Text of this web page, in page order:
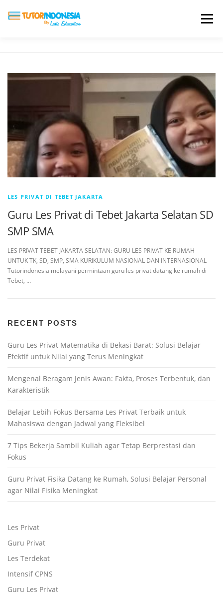
Menu
TESTIMONI PROFIL ALUMNI
BLOG DAFTAR SEKOLAH
LES PRIVAT DI TEBET JAKARTA
Guru Les Privat di Tebet Jakarta Selatan SD
SMP SMA
LES PRIVAT TEBET JAKARTA SELATAN: GURU LES PRIVAT KE RUMAH
UNTUK TK, SD, SMP, SMA KURIKULUM NASIONAL DAN INTERNASIONAL
Tutorindonesia melayani permintaan guru les privat datang ke rumah di
Tebet, …
RECENT POSTS
Guru Les Privat Matematika di Bekasi Barat: Solusi Belajar
Efektif untuk Nilai yang Terus Meningkat
Mengenal Beragam Jenis Awan: Fakta, Proses Terbentuk, dan
Karakteristik
Belajar Lebih Fokus Bersama Les Privat Terbaik untuk
Mahasiswa dengan Jadwal yang Fleksibel
7 Tips Bekerja Sambil Kuliah agar Tetap Berprestasi dan
Fokus
Guru Privat Fisika Datang ke Rumah, Solusi Belajar Personal
agar Nilai Fisika Meningkat
Les Privat
Guru Privat
Les Terdekat
Intensif CPNS
Guru Les Privat